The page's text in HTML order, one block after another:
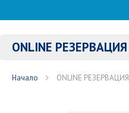
ONLINE РЕЗЕРВАЦИЯ
Начало ONLINE РЕЗЕРВАЦИЯ